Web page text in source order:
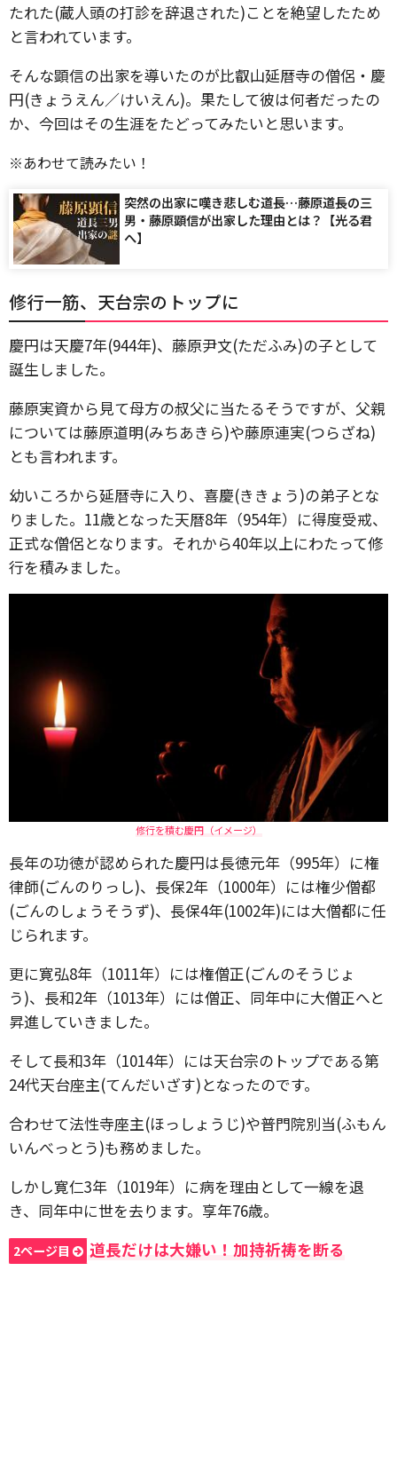
たれた(蔵人頭の打診を辞退された)ことを絶望したため
と言われています。
そんな顕信の出家を導いたのが比叡山延暦寺の僧侶・慶
円(きょうえん／けいえん)。果たして彼は何者だったの
か、今回はその生涯をたどってみたいと思います。
※あわせて読みたい！
突然の出家に嘆き悲しむ道長…藤原道長の三
男・藤原顕信が出家した理由とは？【光る君
へ】
修行一筋、天台宗のトップに
慶円は天慶7年(944年)、藤原尹文(ただふみ)の子として
誕生しました。
藤原実資から見て母方の叔父に当たるそうですが、父親
については藤原道明(みちあきら)や藤原連実(つらざね)
とも言われます。
幼いころから延暦寺に入り、喜慶(ききょう)の弟子とな
りました。11歳となった天暦8年（954年）に得度受戒、
正式な僧侶となります。それから40年以上にわたって修
行を積みました。
修行を積む慶円（イメージ）
長年の功徳が認められた慶円は長徳元年（995年）に権
律師(ごんのりっし)、長保2年（1000年）には権少僧都
(ごんのしょうそうず)、長保4年(1002年)には大僧都に任
じられます。
更に寛弘8年（1011年）には権僧正(ごんのそうじょ
う)、長和2年（1013年）には僧正、同年中に大僧正へと
昇進していきました。
そして長和3年（1014年）には天台宗のトップである第
24代天台座主(てんだいざす)となったのです。
合わせて法性寺座主(ほっしょうじ)や普門院別当(ふもん
いんべっとう)も務めました。
しかし寛仁3年（1019年）に病を理由として一線を退
き、同年中に世を去ります。享年76歳。
2ページ目 道長だけは大嫌い！加持祈祷を断る